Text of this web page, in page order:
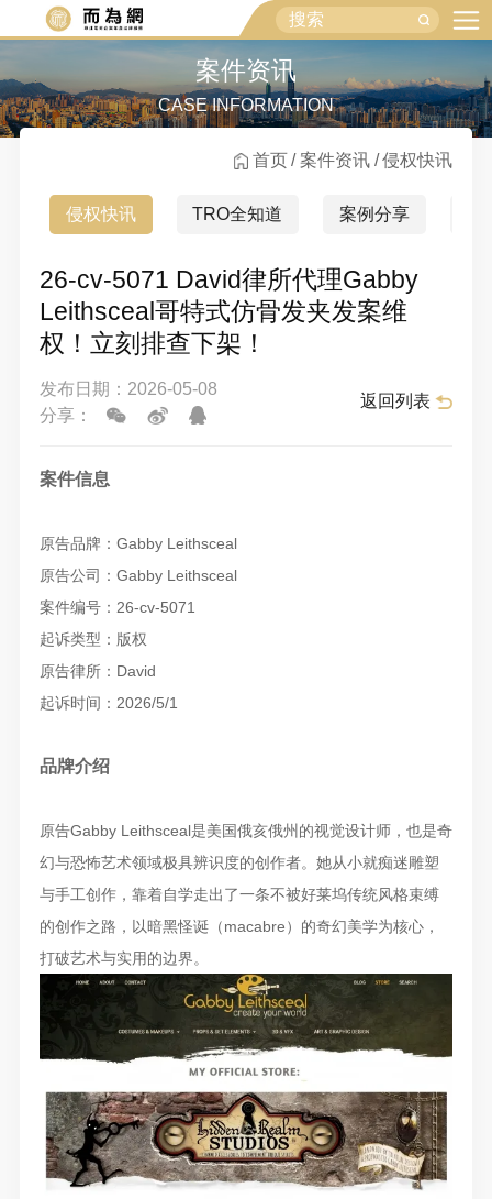
案件资讯
CASE INFORMATION
首页 案件资讯 侵权快讯
侵权快讯 TRO全知道 案例分享
26-cv-5071 David律所代理Gabby
Leithsceal哥特式仿骨发夹发案维
权！立刻排查下架！
发布日期：2026-05-08
分享：
返回列表
案件信息
原告品牌：Gabby Leithsceal
原告公司：Gabby Leithsceal
案件编号：26-cv-5071
起诉类型：版权
原告律所：David
起诉时间：2026/5/1
品牌介绍
原告Gabby Leithsceal是美国俄亥俄州的视觉设计师，也是奇
幻与恐怖艺术领域极具辨识度的创作者。她从小就痴迷雕塑
与手工创作，靠着自学走出了一条不被好莱坞传统风格束缚
的创作之路，以暗黑怪诞（macabre）的奇幻美学为核心，
打破艺术与实用的边界。